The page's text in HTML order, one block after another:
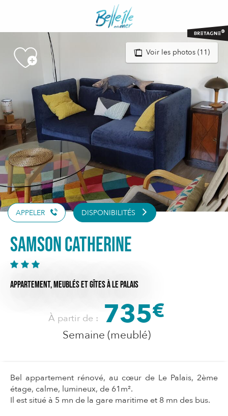
contenu
Voir les photos (11)
APPELER DISPONIBILITÉS
SAMSON Catherine
APPARTEMENT,MEUBLÉS ET GÎTESÀ LE PALAIS
À partir de : 735€
Semaine (meublé)
Bel appartement rénové, au cœur de Le Palais, 2ème
étage, calme, lumineux, de 61m².
Il est situé à 5 mn de la gare maritime et 8 mn des bus.